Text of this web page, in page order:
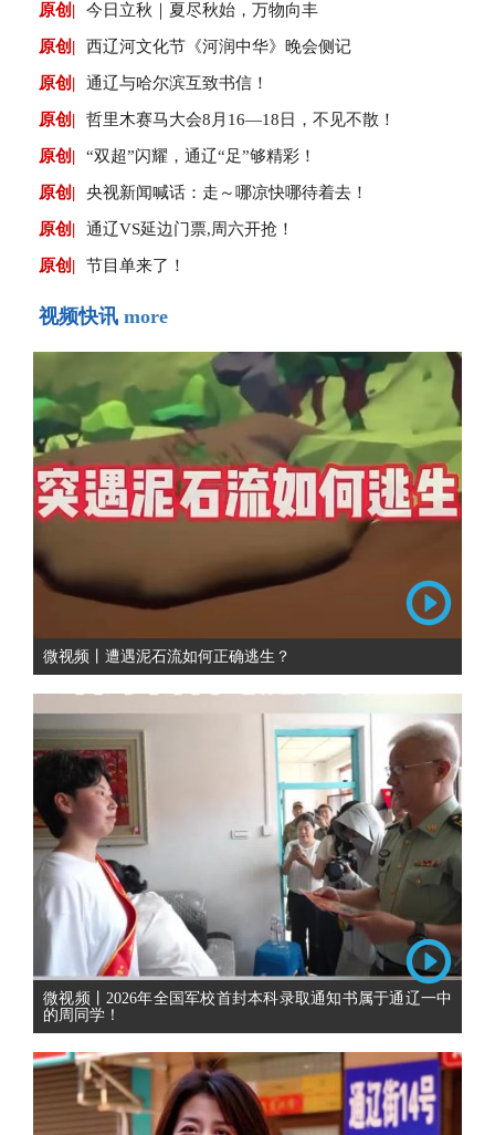
原创| 今日立秋｜夏尽秋始，万物向丰
原创| 西辽河文化节《河润中华》晚会侧记
原创| 通辽与哈尔滨互致书信！
原创| 哲里木赛马大会8月16—18日，不见不散！
原创| “双超”闪耀，通辽“足”够精彩！
原创| 央视新闻喊话：走～哪凉快哪待着去！
原创| 通辽VS延边门票,周六开抢！
原创| 节目单来了！
视频快讯 more
微视频丨遭遇泥石流如何正确逃生？
微视频丨2026年全国军校首封本科录取通知书属于通辽一中
的周同学！